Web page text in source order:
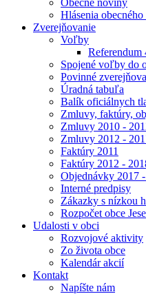
Obecné noviny
Hlásenia obecného
Zverejňovanie
Voľby
Referendum
Spojené voľby do
Povinné
Úradná tabuľa
Balík oficiálnych
Zmluvy, faktúry,
Zmluvy 2010 -
Zmluvy 2012 -
Faktúry 2011
Faktúry 2012 -
Objednávky 2017
Interné predpisy
Zákazky s nízkou
Rozpočet obce
Udalosti v obci
Rozvojové aktivity
Zo života obce
Kalendár akcií
Kontakt
Napíšte nám